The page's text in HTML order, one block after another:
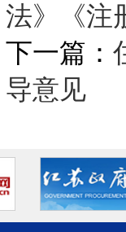
法》《注
下一篇：
导意见